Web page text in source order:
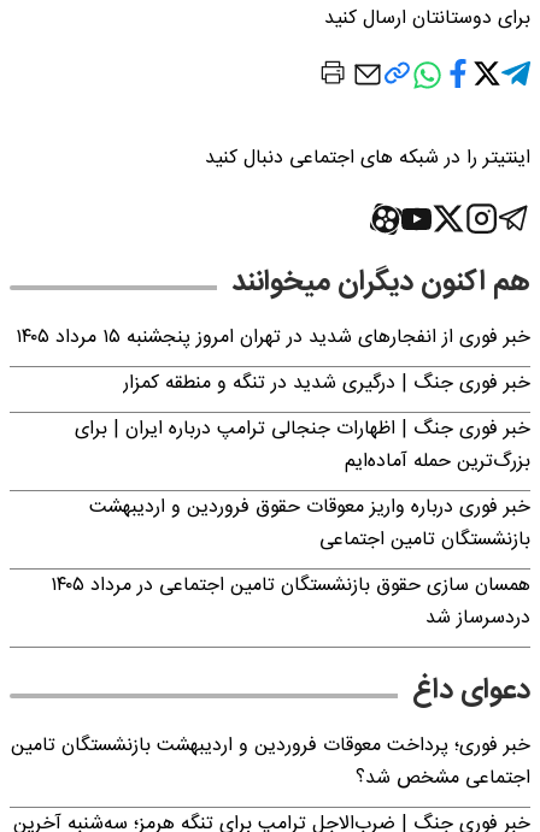
برای دوستانتان ارسال کنید
اینتیتر را در شبکه های اجتماعی دنبال کنید
هم اکنون دیگران میخوانند
خبر فوری از انفجارهای شدید در تهران امروز پنجشنبه ۱۵ مرداد ۱۴۰۵
خبر فوری جنگ | درگیری شدید در تنگه و منطقه کمزار
خبر فوری جنگ | اظهارات جنجالی ترامپ درباره ایران | برای
بزرگ‌ترین حمله آماده‌ایم
خبر فوری درباره واریز معوقات حقوق فروردین و اردیبهشت
بازنشستگان تامین اجتماعی
همسان سازی حقوق بازنشستگان تامین اجتماعی در مرداد ۱۴۰۵
دردسرساز شد
دعوای داغ
خبر فوری؛ پرداخت معوقات فروردین و اردیبهشت بازنشستگان تامین
اجتماعی مشخص شد؟
خبر فوری جنگ | ضرب‌الاجل ترامپ برای تنگه هرمز؛ سه‌شنبه آخرین